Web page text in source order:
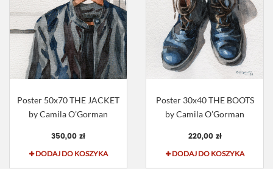
Poster 50x70 THE JACKET
by Camila O’Gorman
350,00 zł
DODAJ DO KOSZYKA
Poster 30x40 THE BOOTS
by Camila O’Gorman
220,00 zł
DODAJ DO KOSZYKA